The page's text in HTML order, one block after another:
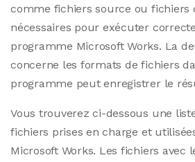
comme fichiers source ou fichiers
nécessaires pour exécuter
programme Microsoft Works. La
concerne les formats de fichiers
programme peut enregistrer le
Vous trouverez ci-dessous une
fichiers prises en charge et
Microsoft Works. Les fichiers avec